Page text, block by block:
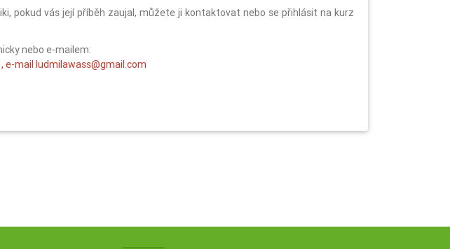
pokud vás její příběh zaujal, můžete ji kontaktovat nebo se přihlásit na kurz
nebo e-mailem:
e-mail ludmilawass@gmail.com